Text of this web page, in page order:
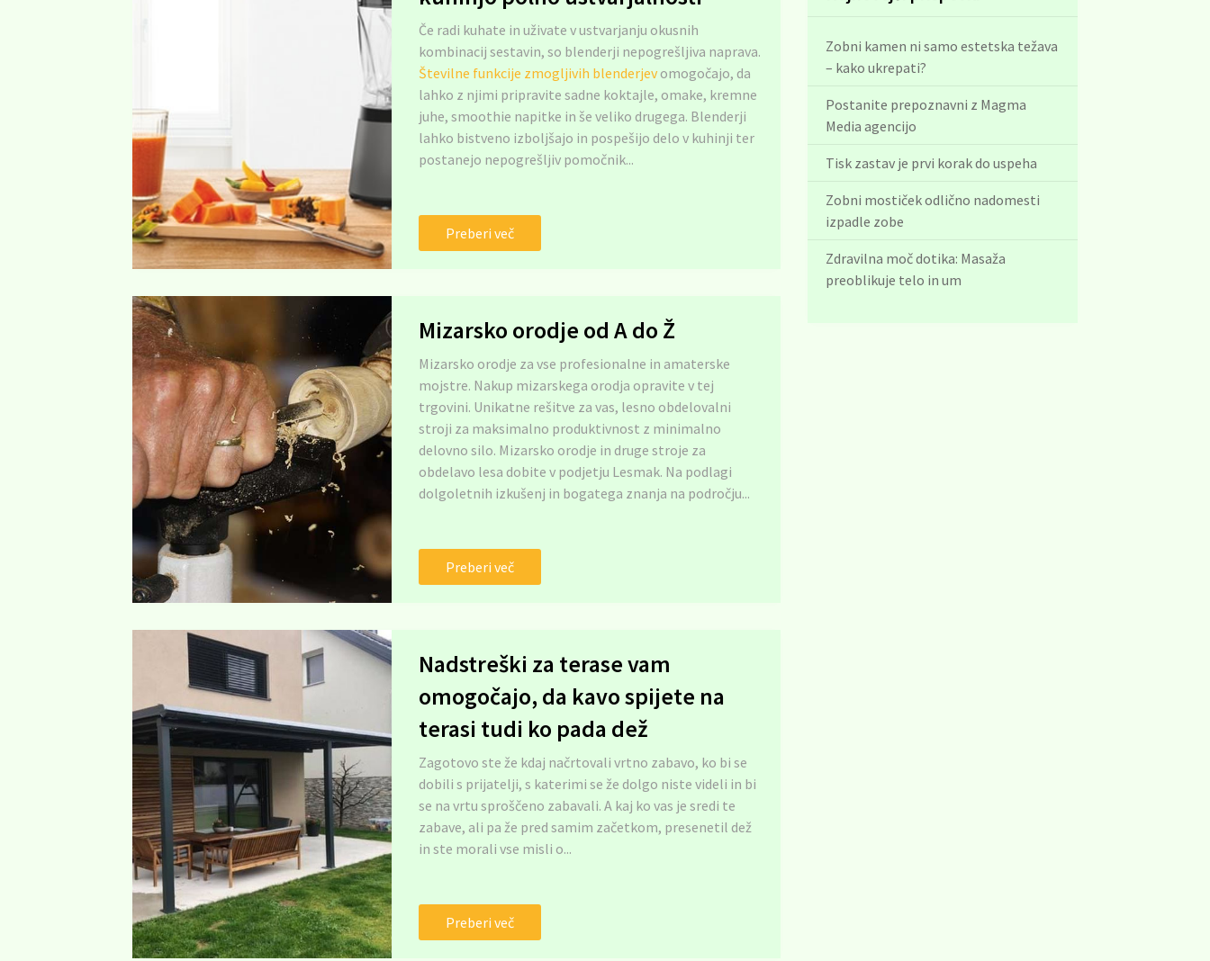
Če radi kuhate in uživate v ustvarjanju okusnih
kombinacij sestavin, so blenderji nepogrešljiva naprava.
Številne funkcije zmogljivih blenderjev omogočajo, da
lahko z njimi pripravite sadne koktajle, omake, kremne
juhe, smoothie napitke in še veliko drugega. Blenderji
lahko bistveno izboljšajo in pospešijo delo v kuhinji ter
postanejo nepogrešljiv pomočnik...
Preberi več
Mizarsko orodje od A do Ž
Mizarsko orodje za vse profesionalne in amaterske
mojstre. Nakup mizarskega orodja opravite v tej
trgovini. Unikatne rešitve za vas, lesno obdelovalni
stroji za maksimalno produktivnost z minimalno
delovno silo. Mizarsko orodje in druge stroje za
obdelavo lesa dobite v podjetju Lesmak. Na podlagi
dolgoletnih izkušenj in bogatega znanja na področju...
Preberi več
Nadstreški za terase vam
omogočajo, da kavo spijete na
terasi tudi ko pada dež
Zagotovo ste že kdaj načrtovali vrtno zabavo, ko bi se
dobili s prijatelji, s katerimi se že dolgo niste videli in bi
se na vrtu sproščeno zabavali. A kaj ko vas je sredi te
zabave, ali pa že pred samim začetkom, presenetil dež
in ste morali vse misli o...
Preberi več
Zobni kamen ni samo estetska težava
– kako ukrepati?
Postanite prepoznavni z Magma
Media agencijo
Tisk zastav je prvi korak do uspeha
Zobni mostiček odlično nadomesti
izpadle zobe
Zdravilna moč dotika: Masaža
preoblikuje telo in um